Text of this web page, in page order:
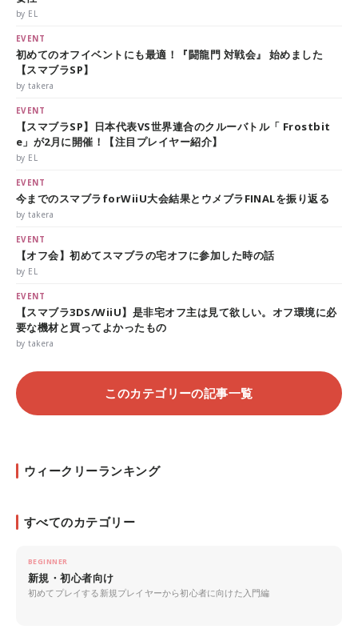
by EL
EVENT
初めてのオフイベントにも最適！『闘龍門 対戦会』 始めました
【スマブラSP】
by takera
EVENT
【スマブラSP】日本代表VS世界連合のクルーバトル「 Frostbit
e」が2月に開催！【注目プレイヤー紹介】
by EL
EVENT
今までのスマブラforWiiU大会結果とウメブラFINALを振り返る
by takera
EVENT
【オフ会】初めてスマブラの宅オフに参加した時の話
by EL
EVENT
【スマブラ3DS/WiiU】是非宅オフ主は見て欲しい。オフ環境に必
要な機材と買ってよかったもの
by takera
このカテゴリーの記事一覧
ウィークリーランキング
すべてのカテゴリー
BEGINNER
新規・初心者向け
初めてプレイする新規プレイヤーから初心者に向けた入門編